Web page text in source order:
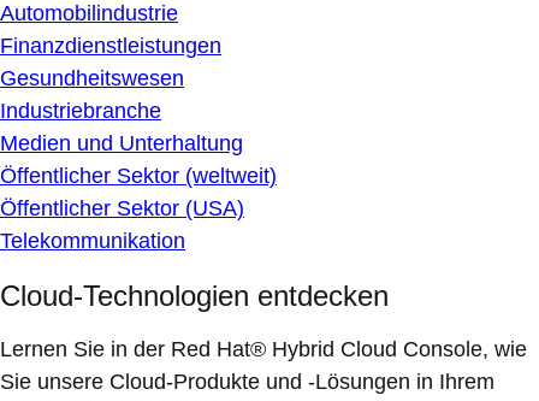
Automobilindustrie
Finanzdienstleistungen
Gesundheitswesen
Industriebranche
Medien und Unterhaltung
Öffentlicher Sektor (weltweit)
Öffentlicher Sektor (USA)
Telekommunikation
Cloud-Technologien entdecken
Lernen Sie in der Red Hat® Hybrid Cloud Console, wie
Sie unsere Cloud-Produkte und -Lösungen in Ihrem